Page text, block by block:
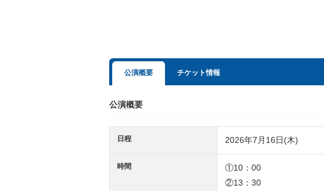
公演概要 チケット情報
公演概要
日程 2026年7月16日(木)
時間
①10：00
②13：30